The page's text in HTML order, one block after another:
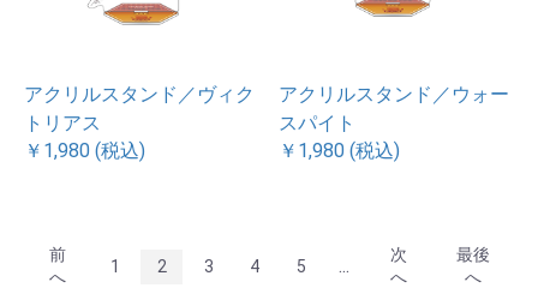
アクリルスタンド／ヴィク
トリアス
￥1,980 (税込)
アクリルスタンド／ウォー
スパイト
￥1,980 (税込)
前
へ
1 2 3 4 5 ...
次
へ
最後
へ